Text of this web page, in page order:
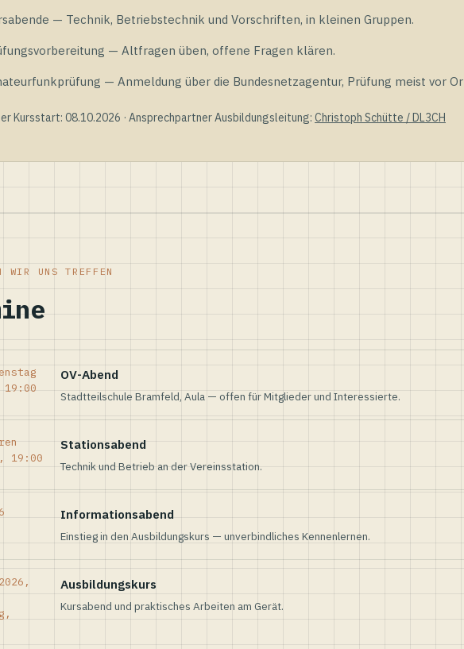
— Technik, Betriebstechnik und Vorschriften, in kleinen Gruppen.
— Altfragen üben, offene Fragen klären.
— Anmeldung über die Bundesnetzagentur, Prüfung meist vor
Kursstart: 08.10.2026 · Ansprechpartner Ausbildungsleitung: Christoph Schütte / DL3CH
WIR UNS TREFFEN
19:00
OV-Abend
Stadtteilschule Bramfeld, Aula — offen für Mitglieder und Interessierte.
19:00
Stationsabend
Technik und Betrieb an der Vereinsstation.
Informationsabend
Einstieg in den Ausbildungskurs — unverbindliches Kennenlernen.
Ausbildungskurs
Kursabend und praktisches Arbeiten am Gerät.